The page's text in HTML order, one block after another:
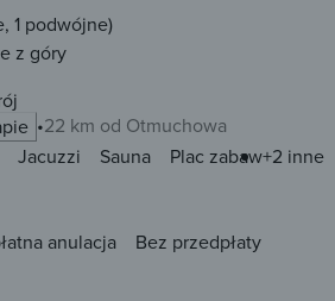
1 podwójne)
z góry
22 km od Otmuchowa
Jacuzzi Sauna Plac zabaw+2 inne
anulacja Bez przedpłaty